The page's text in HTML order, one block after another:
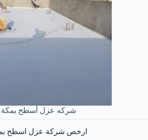
شركه عزل أسطح بمكة
ارخص شركة عزل اسطح